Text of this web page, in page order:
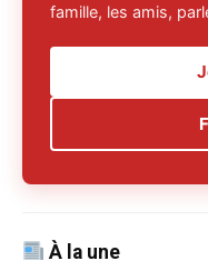
famille, les amis,
À la une